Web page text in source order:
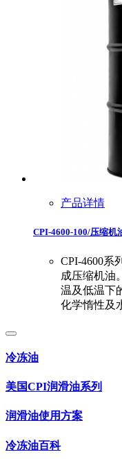
产品详情
CPI-4600-100/压缩机
CPI-4600系
成压缩机油
温及低温下
化学惰性及
冷冻油
美国CPI润滑油系列
润滑油使用方案
冷冻油百科